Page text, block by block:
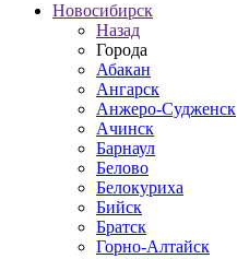
Новосибирск
Назад
Города
Абакан
Ангарск
Анжеро-Судженск
Ачинск
Барнаул
Белово
Белокуриха
Бийск
Братск
Горно-Алтайск